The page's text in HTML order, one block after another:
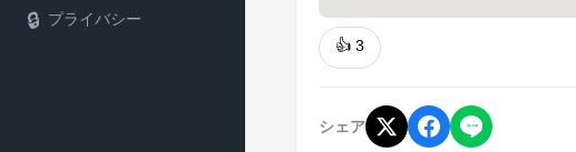
🔒 プライバシー
👍 3
シェア